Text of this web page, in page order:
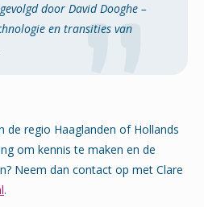
door David Dooghe –
en transities van
de regio Haaglanden of Hollands
om kennis te maken en de
Neem dan contact op met Clare
.